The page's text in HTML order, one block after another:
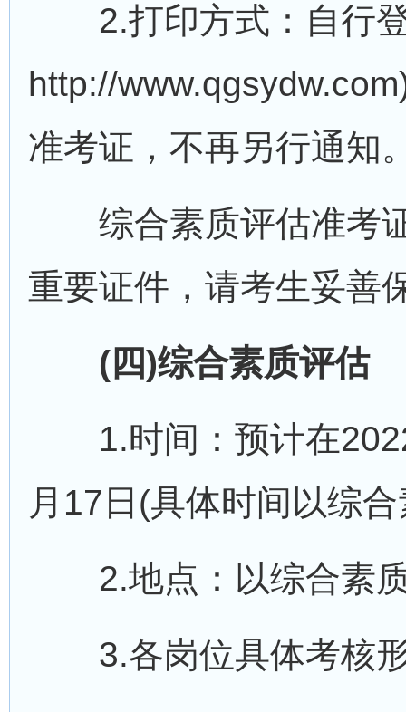
2.打印方式：自行登
http://
准考证，不再另行通知
综合素质评估准考证
重要证件，请考生妥善
(四)综合素质评估
1.时间：预计在
月17日(具体时间以综
2.地点：以综合素质
3.各岗位具体考核形